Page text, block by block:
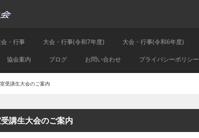
会・行事 大会・行事(令和7年度) 大会・行事(令和6年度)
協会案内 ブログ お問い合わせ プライバシーポリシー
受講生大会のご案内
講生大会のご案内